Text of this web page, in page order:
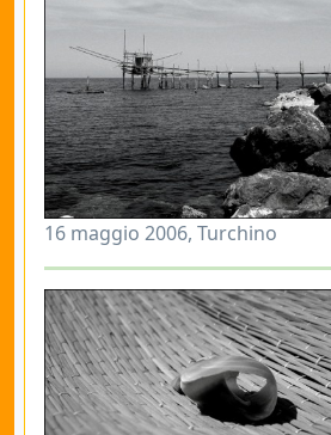
16 maggio 2006, Turchino